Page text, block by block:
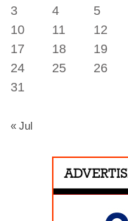
3
4 5
10
11 12
17
18 19
24
25 26
31
« Jul